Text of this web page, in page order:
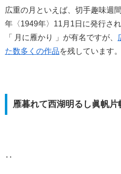
広重の月といえば、切手趣味週
年〈1949年〉11月1日に発行さ
「 月に雁かり 」が有名ですが、
た数多くの作品を残しています。
雁暮れて西湖明るし眞帆片
‥